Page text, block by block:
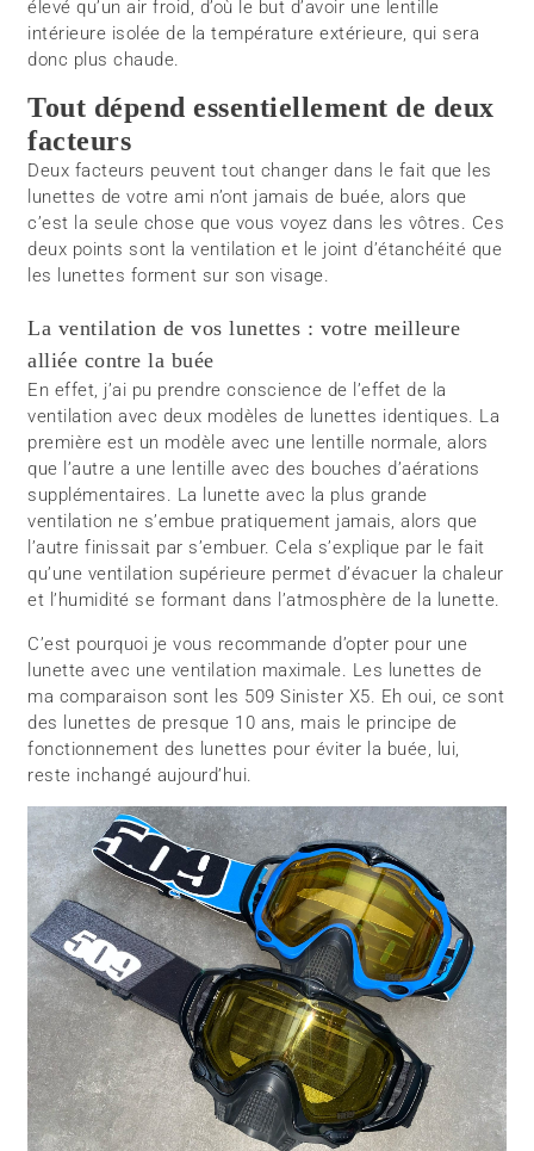
élevé qu’un air froid, d’où le but d’avoir une lentille
intérieure isolée de la température extérieure, qui sera
donc plus chaude.
Tout dépend essentiellement de deux
facteurs
Deux facteurs peuvent tout changer dans le fait que les
lunettes de votre ami n’ont jamais de buée, alors que
c’est la seule chose que vous voyez dans les vôtres. Ces
deux points sont la ventilation et le joint d’étanchéité que
les lunettes forment sur son visage.
La ventilation de vos lunettes : votre meilleure
alliée contre la buée
En effet, j’ai pu prendre conscience de l’effet de la
ventilation avec deux modèles de lunettes identiques. La
première est un modèle avec une lentille normale, alors
que l’autre a une lentille avec des bouches d’aérations
supplémentaires. La lunette avec la plus grande
ventilation ne s’embue pratiquement jamais, alors que
l’autre finissait par s’embuer. Cela s’explique par le fait
qu’une ventilation supérieure permet d’évacuer la chaleur
et l’humidité se formant dans l’atmosphère de la lunette.
C’est pourquoi je vous recommande d’opter pour une
lunette avec une ventilation maximale. Les lunettes de
ma comparaison sont les 509 Sinister X5. Eh oui, ce sont
des lunettes de presque 10 ans, mais le principe de
fonctionnement des lunettes pour éviter la buée, lui,
reste inchangé aujourd’hui.